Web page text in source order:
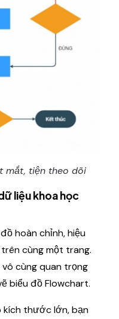
mắt, tiện theo dõi
liệu khoa học
hoàn chỉnh, hiệu
cùng một trang.
cùng quan trọng
biểu đồ Flowchart.
thước lớn, bạn